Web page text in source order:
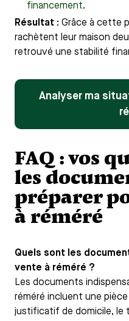
financement.
Résultat : Grâce à cette
rachètent leur maison
retrouvé une stabilité
Analyser ma
FAQ : vos
les
préparer
à réméré
Quels sont les
vente à réméré ?
Les documents
réméré incluent une
justificatif de domicile, le